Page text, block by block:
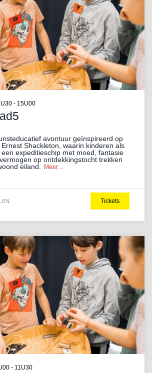
- 15U00
avontuur geïnspireerd op
Shackleton, waarin kinderen als
expeditieschip met moed, fantasie
op ontdekkingstocht trekken
eiland.
Meer…
Tickets
- 11U30